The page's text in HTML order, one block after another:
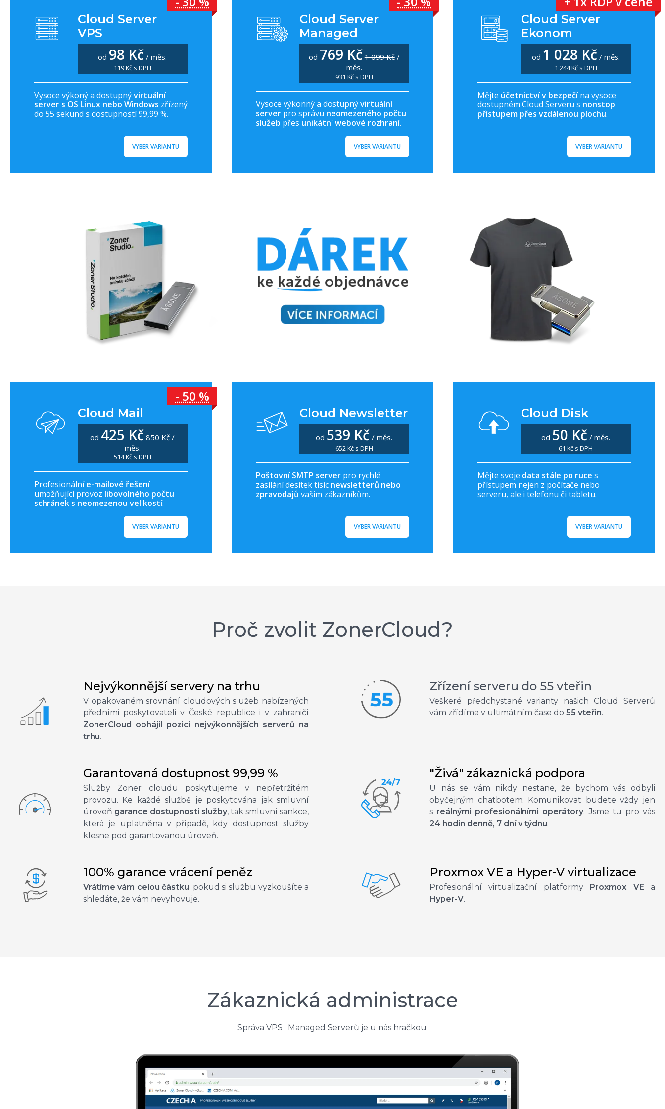
Cloud Server
VPS
od 98 Kč / měs.
119 Kč s DPH
Vysoce výkoný a dostupnývirtuální
server s OS Linux nebo Windows zřízený
do 55 sekund s dostupností 99,99 %.
VYBER VARIANTU
Cloud Server
Managed
od 769 Kč 1 099 Kč/
měs.
931 Kč s DPH
Vysoce výkonný a dostupnývirtuální
server pro správu neomezeného počtu
služeb přes unikátní webové rozhraní.
VYBER VARIANTU
Cloud Server
Ekonom
od 1 028 Kč / měs.
1 244 Kč s DPH
Mějte účetnictví v bezpečína vysoce
dostupném Cloud Serveru s nonstop
přístupem přes vzdálenou plochu.
VYBER VARIANTU
Cloud Mail
od 425 Kč 850 Kč/
měs.
514 Kč s DPH
- 50 %
Profesionálníe-mailové řešení
umožňující provoz libovolného počtu
schránek s neomezenou velikostí.
VYBER VARIANTU
Cloud Newsletter
od 539 Kč / měs.
652 Kč s DPH
Poštovní SMTP server pro rychlé
zasílání desítek tisíc newsletterů nebo
zpravodajů vašim zákazníkům.
VYBER VARIANTU
Cloud Disk
od 50 Kč / měs.
61 Kč s DPH
Mějte svoje data stále po ruce s
přístupem nejen z počítače nebo
serveru, ale i telefonu či tabletu.
VYBER VARIANTU
Proč zvolit ZonerCloud?
Nejvýkonnější servery na trhu
V opakovaném srovnání cloudových služeb nabízených
předními poskytovateli v České republice i v zahraničí
ZonerCloud obhájil pozici nejvýkonnějších serverů na
trhu.
Zřízení serveru do 55 vteřin
Veškeré předchystané varianty našich Cloud Serverů
vám zřídíme v ultimátním čase do 55 vteřin.
Garantovaná dostupnost 99,99 %
Služby Zoner cloudu poskytujeme v nepřetržitém
provozu. Ke každé službě je poskytována jak smluvní
úroveň garance dostupnosti služby, tak smluvní sankce,
která je uplatněna v případě, kdy dostupnost služby
klesne pod garantovanou úroveň.
"Živá" zákaznická podpora
U nás se vám nikdy nestane, že bychom vás odbyli
obyčejným chatbotem. Komunikovat budete vždy jen
s reálnými profesionálními operátory. Jsme tu pro vás
24 hodin denně, 7 dní v týdnu.
100% garance vrácení peněz
Vrátíme vám celou částku, pokud si službu vyzkoušíte a
shledáte, že vám nevyhovuje.
Proxmox VE a Hyper-V virtualizace
Profesionální virtualizační platformy Proxmox VE a
Hyper-V.
Zákaznická administrace
Správa VPS i Managed Serverů je u nás hračkou.